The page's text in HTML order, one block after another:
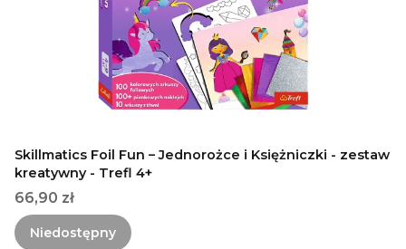
Skillmatics Foil Fun – Jednorożce i Księżniczki - zestaw
kreatywny - Trefl 4+
Cena
66,90 zł
Niedostępny